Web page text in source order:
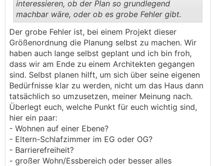
..
interessieren, ob der Plan so grundlegend
machbar wäre, oder ob es grobe Fehler gibt.
Der grobe Fehler ist, bei einem Projekt dieser
Größenordnung die Planung selbst zu machen. Wir
haben auch lange selbst geplant und ich bin froh,
dass wir am Ende zu einem Architekten gegangen
sind. Selbst planen hilft, um sich über seine eigenen
Bedürfnisse klar zu werden, nicht um das Haus dann
tatsächlich so umzusetzen, meiner Meinung nach.
Überlegt euch, welche Punkt für euch wichtig sind,
hier ein paar:
- Wohnen auf einer Ebene?
- Eltern-Schlafzimmer im EG oder OG?
- Barrierefreiheit?
- großer Wohn/Essbereich oder besser alles